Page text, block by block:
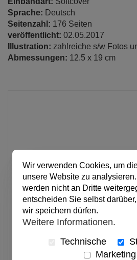
Sprache: Deutsch
Seitenzahl: 176 Seiten
veröffentlicht: 02.05.2017
Illustration: zahlreiche s/w Fotos
Abmessungen: 12.5 x 19 cm
In den
Wir verwenden Cookies, um
unsere Website zu
werden nicht an Dritte
entscheiden Sie selbst
wir speichern dürfen.
Weitere Informationen.
Technische
Marketing